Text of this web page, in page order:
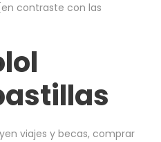
contraste con las
viajes y becas, comprar